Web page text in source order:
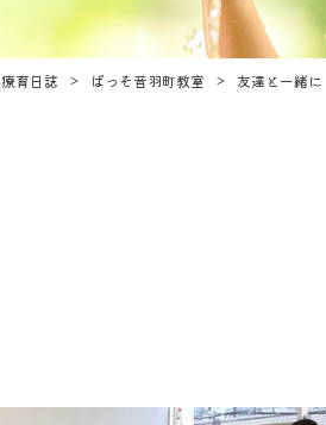
療育日誌 ぱっそ音羽町教室 友達と一緒に